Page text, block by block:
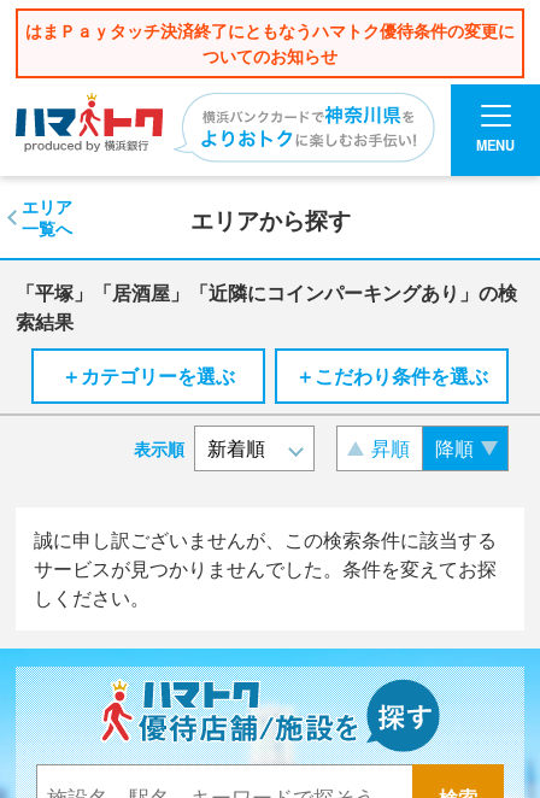
はまＰａｙタッチ決済終了にともなうハマトク優待条件の変更に
ついてのお知らせ
MENU
エリアから探す
エリア
一覧へ
「平塚」「居酒屋」「近隣にコインパーキングあり」の検
索結果
＋カテゴリーを選ぶ
＋こだわり条件を選ぶ
表示順 昇順 降順
誠に申し訳ございませんが、この検索条件に該当する
サービスが見つかりませんでした。条件を変えてお探
しください。